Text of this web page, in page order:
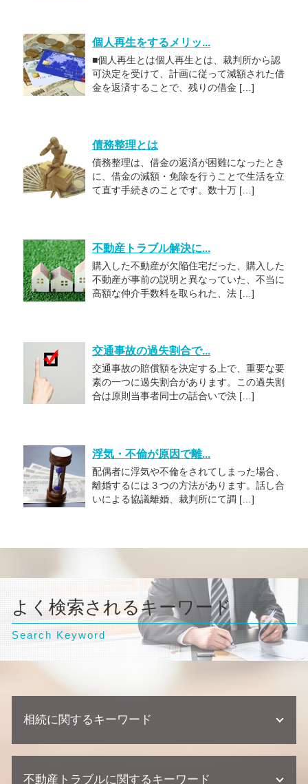
個人再生をするメリッ...
■個人再生とは個人再生とは、裁判所から認
可決定を受けて、計画に従って減額された借
金を返済することで、残りの借金 […]
債務整理とは
債務整理は、借金の返済が困難になったとき
に、借金の減額・免除を行うことで生活を立
て直す手続きのことです。数十万 […]
不動産トラブル解決に...
購入した不動産が欠陥住宅だった、購入した
不動産が事前の説明と異なっていた、不当に
高額な仲介手数料を取られた、法 […]
交通事故の過失割合で...
交通事故の賠償額を決定する上で、重要な要
素の一つに過失割合があります。この過失割
合は原則当事者同士の話合いで決 […]
浮気・不倫が原因で離...
配偶者に浮気や不倫をされてしまった場合、
離婚するには３つの方法があります。話し合
いによる協議離婚、裁判所にて調 […]
よく検索されるキーワード
Search Keyword
相続に関するキーワード
不動産トラブルに関するキーワード